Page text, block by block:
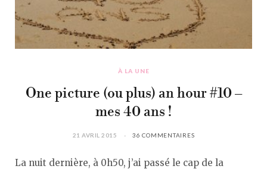
À LA UNE
One picture (ou plus) an hour #10 –
mes 40 ans !
21 AVRIL 2015 36 COMMENTAIRES
La nuit dernière, à 0h50, j’ai passé le cap de la